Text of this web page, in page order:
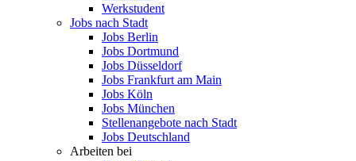
Werkstudent
Jobs nach Stadt
Jobs Berlin
Jobs Dortmund
Jobs Düsseldorf
Jobs Frankfurt am Main
Jobs Köln
Jobs München
Stellenangebote nach Stadt
Jobs Deutschland
Arbeiten bei